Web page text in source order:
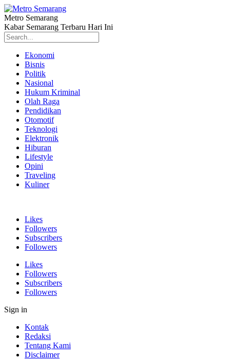
Metro Semarang
Kabar Semarang Terbaru Hari Ini
Ekonomi
Bisnis
Politik
Nasional
Hukum Kriminal
Olah Raga
Pendidikan
Otomotif
Teknologi
Elektronik
Hiburan
Lifestyle
Opini
Traveling
Kuliner
Likes
Followers
Subscribers
Followers
Likes
Followers
Subscribers
Followers
Sign in
Kontak
Redaksi
Tentang Kami
Disclaimer